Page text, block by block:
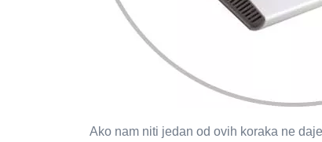
Ako nam niti jedan od ovih koraka ne